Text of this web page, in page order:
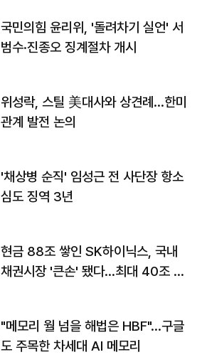
국민의힘 윤리위, '돌려차기 실언' 서
범수·진종오 징계절차 개시
위성락, 스틸 美대사와 상견례…한미
관계 발전 논의
'채상병 순직' 임성근 전 사단장 항소
심도 징역 3년
현금 88조 쌓인 SK하이닉스, 국내
채권시장 '큰손' 됐다…최대 40조 투
"메모리 월 넘을 해법은 HBF"…구글
도 주목한 차세대 AI 메모리